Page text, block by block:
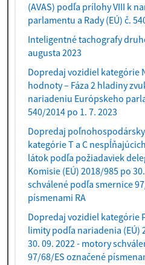
(AVAS) podľa prílohy VIII k
parlamentu a Rady (EÚ) č.
Inteligentné tachografy
augusta 2023
Dopredaj vozidiel kategórie
hodnoty – Fáza 2 hladiny
nariadeniu Európskeho
540/2014 po 1. 7. 2023
Dopredaj
kategórie T a C
látok podľa požiadaviek
Komisie (EÚ) 2018/985 po
schválené podľa smernice
písmenami RA
Dopredaj vozidiel kategórie
limity podľa nariadenia (EÚ)
30. 09. 2022 - motory
97/68/ES označené